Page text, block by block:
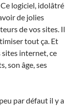
logiciel, idolâtré
de jolies
de vos sites. Il
tout ça. Et
internet, ce
son âge, ses
par défaut il y a